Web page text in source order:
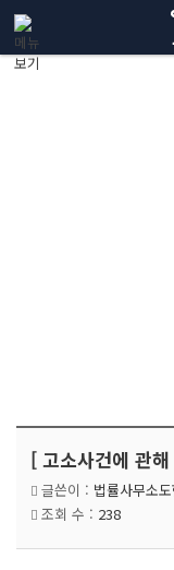
[ 고소사건에 관
글쓴이 : 법률사무소
조회 수 : 238